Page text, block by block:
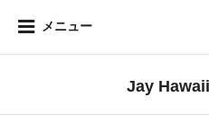
メニュー
Jay